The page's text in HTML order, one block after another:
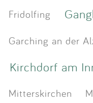
Fridolfing
Garching an der
Kirchdorf am
Mitterskirchen